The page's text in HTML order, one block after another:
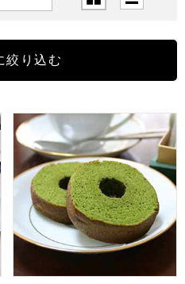
セット 10個[HOS-03A]【年
京都宇治 茶游堂 抹茶バーム